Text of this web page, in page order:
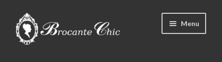
Aller
à
la
Aller
au
contenu
Menu